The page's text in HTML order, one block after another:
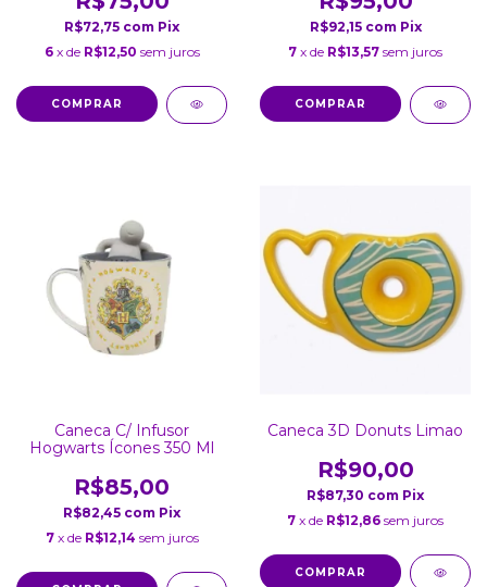
R$72,75 com Pix
6 x de R$12,50 sem juros
R$92,15 com Pix
7 x de R$13,57 sem juros
Caneca C/ Infusor
Hogwarts Ícones 350 Ml
R$85,00
R$82,45 com Pix
7 x de R$12,14 sem juros
Caneca 3D Donuts Limao
R$90,00
R$87,30 com Pix
7 x de R$12,86 sem juros